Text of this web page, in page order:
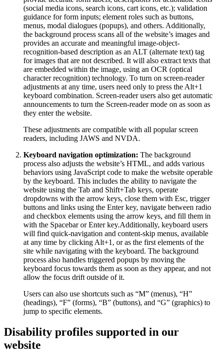
(social media icons, search icons, cart icons, etc.); validation
guidance for form inputs; element roles such as buttons,
menus, modal dialogues (popups), and others. Additionally,
the background process scans all of the website’s images and
provides an accurate and meaningful image-object-
recognition-based description as an ALT (alternate text) tag
for images that are not described. It will also extract texts that
are embedded within the image, using an OCR (optical
character recognition) technology. To turn on screen-reader
adjustments at any time, users need only to press the Alt+1
keyboard combination. Screen-reader users also get automatic
announcements to turn the Screen-reader mode on as soon as
they enter the website.
These adjustments are compatible with all popular screen
readers, including JAWS and NVDA.
Keyboard navigation optimization: The background
process also adjusts the website’s HTML, and adds various
behaviors using JavaScript code to make the website operable
by the keyboard. This includes the ability to navigate the
website using the Tab and Shift+Tab keys, operate
dropdowns with the arrow keys, close them with Esc, trigger
buttons and links using the Enter key, navigate between radio
and checkbox elements using the arrow keys, and fill them in
with the Spacebar or Enter key.Additionally, keyboard users
will find quick-navigation and content-skip menus, available
at any time by clicking Alt+1, or as the first elements of the
site while navigating with the keyboard. The background
process also handles triggered popups by moving the
keyboard focus towards them as soon as they appear, and not
allow the focus drift outside of it.
Users can also use shortcuts such as “M” (menus), “H”
(headings), “F” (forms), “B” (buttons), and “G” (graphics) to
jump to specific elements.
Disability profiles supported in our
website